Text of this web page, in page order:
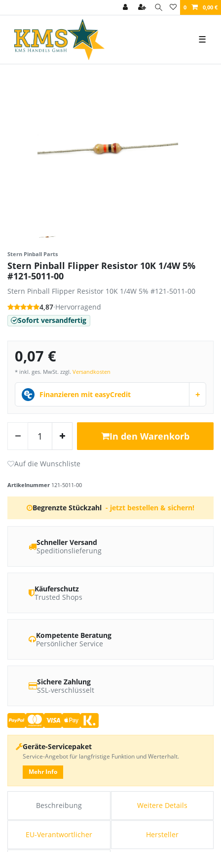
0 0,00 €
☰
Beschreibung Weitere Details
EU-Verantwortlicher Hersteller
Stern Pinball Parts
Stern Pinball Flipper Resistor 10K 1/4W 5%
#121-5011-00
Stern Pinball Flipper Resistor 10K 1/4W 5% #121-5011-00
4,87·Hervorragend
Sofort versandfertig
0,07 €
* inkl. ges. MwSt. zzgl. Versandkosten
Finanzieren mit easyCredit +
In den Warenkorb
Artikelnummer 121-5011-00
Begrenzte Stückzahl - jetzt bestellen & sichern!
Schneller Versand
Speditionslieferung
Käuferschutz
Trusted Shops
Kompetente Beratung
Persönlicher Service
Sichere Zahlung
SSL-verschlüsselt
Geräte-Servicepaket
Service-Angebot für langfristige Funktion und Werterhalt.
Mehr Info